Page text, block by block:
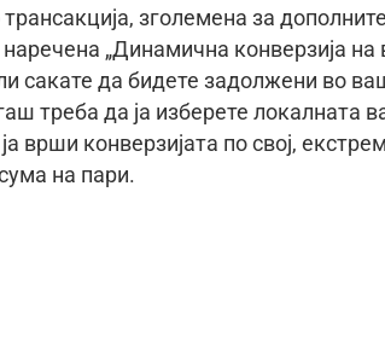
зголемена за
„Динамична конверзија
сакате да бидете задолжени во
треба да ја изберете локалната
врши конверзијата по свој,
на пари.